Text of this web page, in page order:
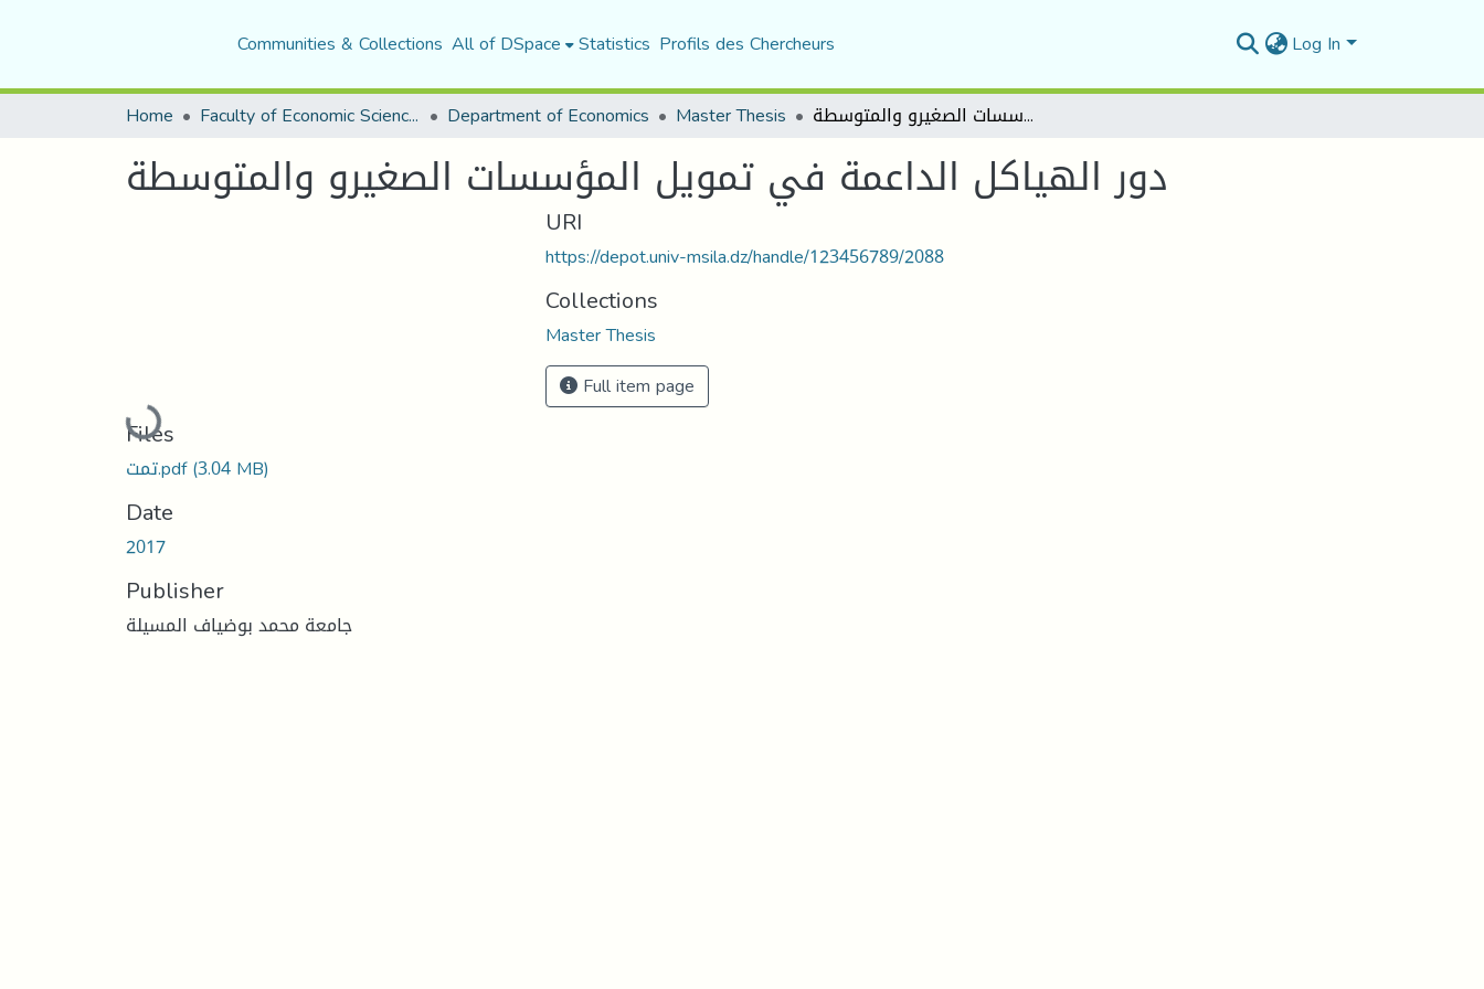
Communities & Collections All of DSpace Statistics Profils des Chercheurs Log In
Home Faculty of Economic Sciences, Commerce and Management Sciences Department of Economics Master Thesis دور الهياكل الداعمة في تمويل المؤسسات الصغيرو والمتوسطة
دور الهياكل الداعمة في تمويل المؤسسات الصغيرو والمتوسطة
Loading...
Files
تمت.pdf(3.04 MB)
Date
2017
Publisher
جامعة محمد بوضياف المسيلة
URI
https://depot.univ-msila.dz/handle/123456789/2088
Collections
Master Thesis
Full item page